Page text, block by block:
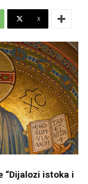
X
“Dijalozi istoka i